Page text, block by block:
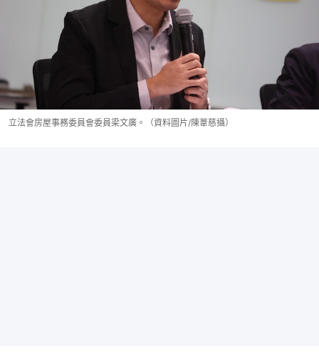
立法會房屋事務委員會委員梁文廣。（資料圖片/陳葦慈攝）